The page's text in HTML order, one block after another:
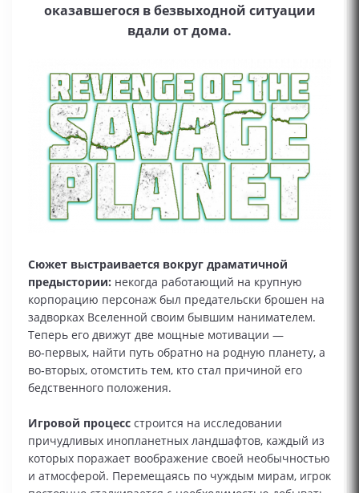
оказавшегося в безвыходной ситуации
вдали от дома.
Сюжет выстраивается вокруг драматичной
предыстории: некогда работающий на крупную
корпорацию персонаж был предательски брошен на
задворках Вселенной своим бывшим нанимателем.
Теперь его движут две мощные мотивации —
во‑первых, найти путь обратно на родную планету, а
во‑вторых, отомстить тем, кто стал причиной его
бедственного положения.
Игровой процесс строится на исследовании
причудливых инопланетных ландшафтов, каждый из
которых поражает воображение своей необычностью
и атмосферой. Перемещаясь по чуждым мирам, игрок